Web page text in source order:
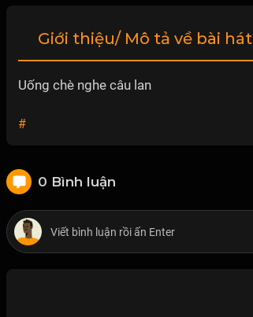
Giới thiệu/ Mô tả về bài hát
Uống chè nghe câu lan
#
0 Bình luận